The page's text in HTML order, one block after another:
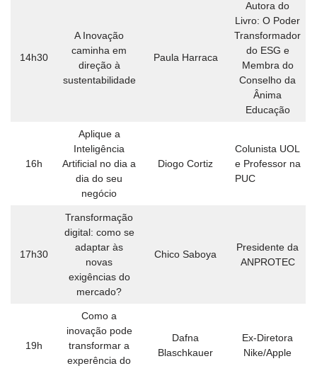
14h30
A Inovação
caminha em
direção à
sustentabilidade
Paula Harraca
Autora do
Livro: O Poder
Transformador
do ESG e
Membra do
Conselho da
Ânima
Educação
16h
Aplique a
Inteligência
Artificial no dia a
dia do seu
negócio
Diogo Cortiz
Colunista UOL
e Professor na
PUC
17h30
Transformação
digital: como se
adaptar às
novas
exigências do
mercado?
Chico Saboya
Presidente da
ANPROTEC
19h
Como a
inovação pode
transformar a
experência do
Dafna
Blaschkauer
Ex-Diretora
Nike/Apple